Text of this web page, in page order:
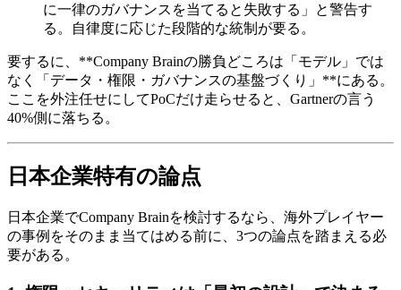
に​一律の​ガバナンスを​当てると​失敗する」と​警告す
る。​自律度に​応じた​段階的な​統制が​要る。
要するに、​**Company Brainの​勝負どころは​「モデル」では
なく​「データ・権限・ガバナンスの​基盤づくり」​**に​ある。​
ここを​外注任せに​して​PoCだけ走らせると、​Gartnerの​言う​
40%側に​落ちる。
日本企業特有の​​論点
日本企業で​Company Brainを​検討するなら、​海外プレイヤー
の​事例を​そのまま​当てはめる​前に、​3つの​論点を​踏まえる​必
要が​ある。